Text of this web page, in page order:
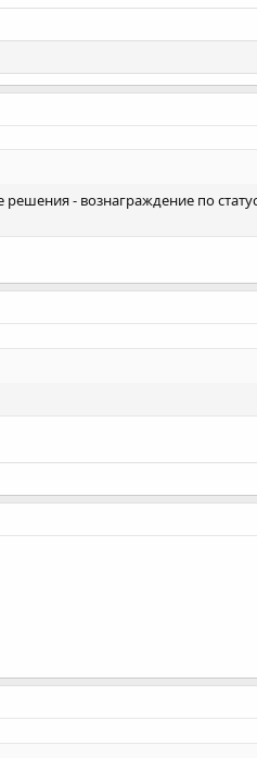
- вознаграждение по